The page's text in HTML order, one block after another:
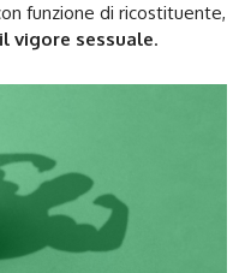
funzione di ricostituente,
vigore sessuale.